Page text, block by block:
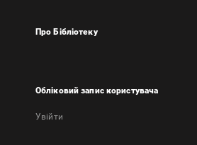
Про Бібліотеку
Обліковий запис користувача
Увійти